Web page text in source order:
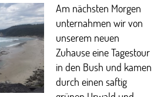
Am nächsten Morgen
unternahmen wir von
unserem neuen
Zuhause eine Tagestour
in den Bush und kamen
durch einen saftig